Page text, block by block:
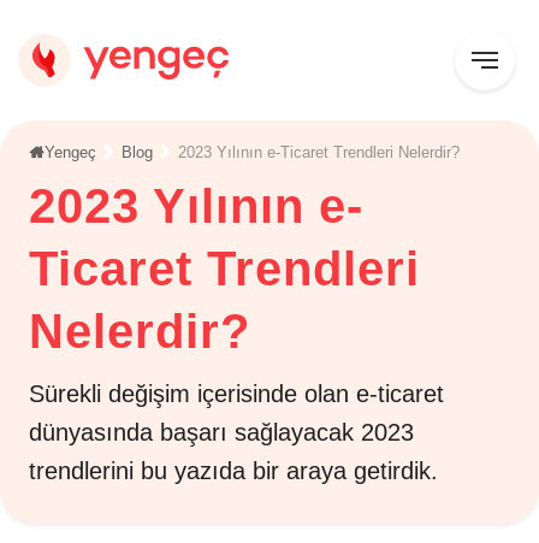
Yengeç Blog 2023 Yılının e-Ticaret Trendleri Nelerdir?
2023 Yılının e-
Ticaret Trendleri
Nelerdir?
Sürekli değişim içerisinde olan e-ticaret
dünyasında başarı sağlayacak 2023
trendlerini bu yazıda bir araya getirdik.